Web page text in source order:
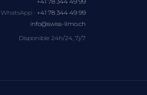
WhatsApp · +41 78 344 49 99
info@swiss-limo.ch
Disponible 24h/24, 7j/7